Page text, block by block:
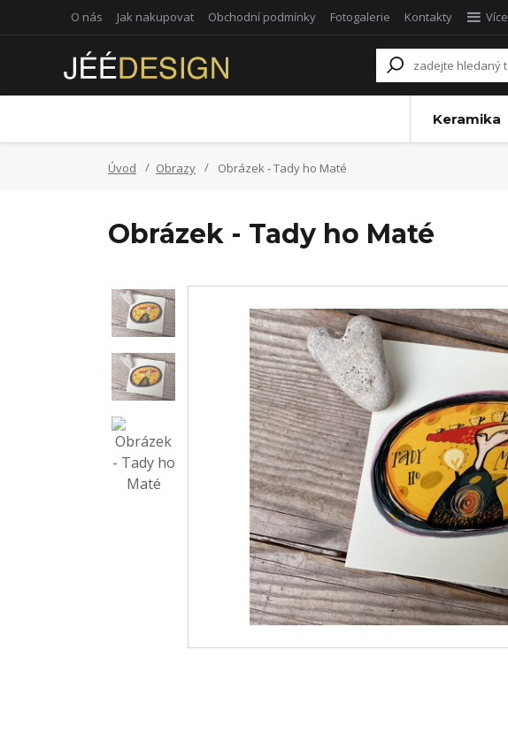
O nás Jak nakupovat Obchodní podmínky Fotogalerie Kontakty Více
Keramika
Úvod Obrazy Obrázek - Tady ho Maté
Obrázek - Tady ho Maté